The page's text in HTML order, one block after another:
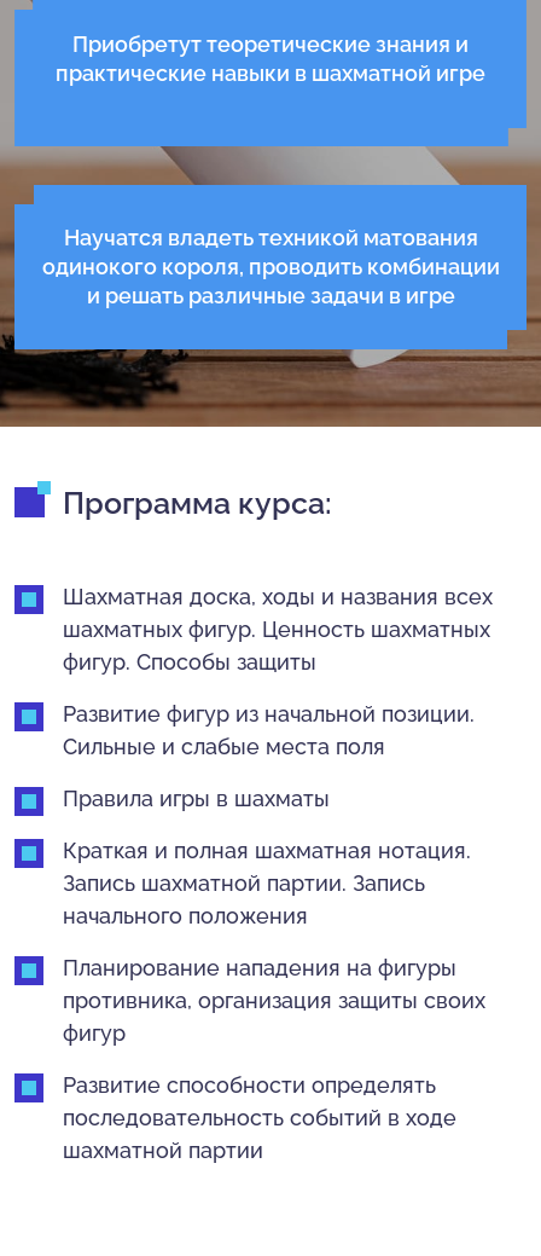
Приобретут теоретические знания и
практические навыки в шахматной игре
Научатся владеть техникой матования
одинокого короля, проводить комбинации
и решать различные задачи в игре
Программа курса:
Шахматная доска, ходы и названия всех
шахматных фигур. Ценность шахматных
фигур. Способы защиты
Развитие фигур из начальной позиции.
Сильные и слабые места поля
Правила игры в шахматы
Краткая и полная шахматная нотация.
Запись шахматной партии. Запись
начального положения
Планирование нападения на фигуры
противника, организация защиты своих
фигур
Развитие способности определять
последовательность событий в ходе
шахматной партии